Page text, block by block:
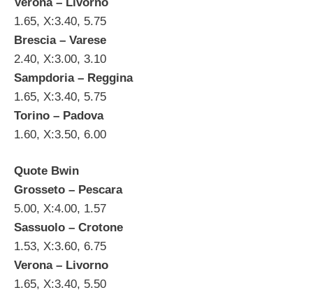
1.65, X:3.40, 5.75
Brescia – Varese
2.40, X:3.00, 3.10
Sampdoria – Reggina
1.65, X:3.40, 5.75
Torino – Padova
1.60, X:3.50, 6.00
Quote Bwin
Grosseto – Pescara
5.00, X:4.00, 1.57
Sassuolo – Crotone
1.53, X:3.60, 6.75
Verona – Livorno
1.65, X:3.40, 5.50